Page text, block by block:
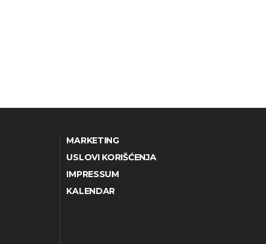
MARKETING
USLOVI KORIŠĆENJA
IMPRESSUM
KALENDAR